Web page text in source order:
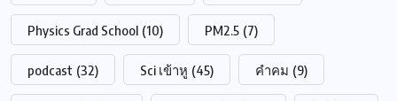
Physics Grad School (10) PM2.5 (7)
podcast (32) Sci เข้าหู (45) คำคม (9)